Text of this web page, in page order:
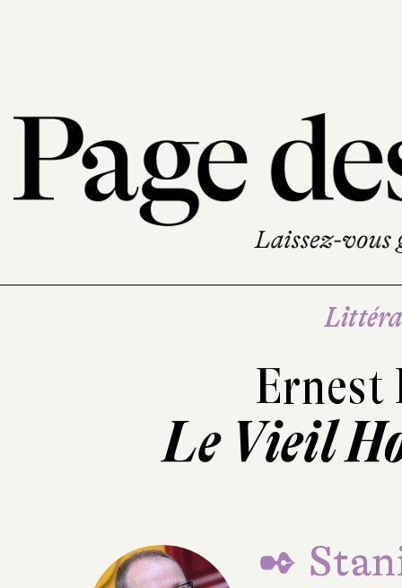
Ernest
Le Vieil
✒